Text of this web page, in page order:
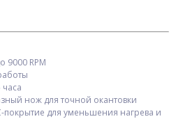
9000 RPM
часа
нож для точной окантовки
покрытие для уменьшения нагрева и